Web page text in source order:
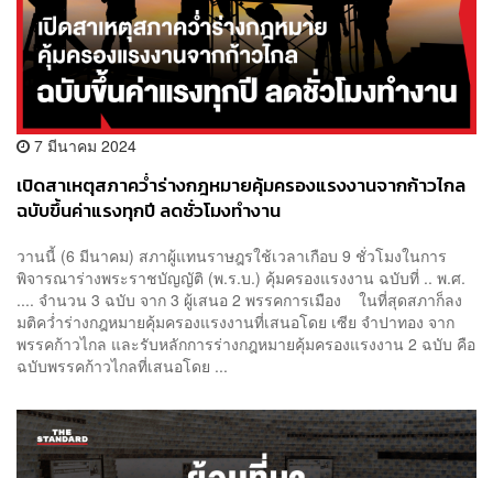
7 มีนาคม 2024
เปิดสาเหตุสภาคว่ำร่างกฎหมายคุ้มครองแรงงานจากก้าวไกล
ฉบับขึ้นค่าแรงทุกปี ลดชั่วโมงทำงาน
วานนี้ (6 มีนาคม) สภาผู้แทนราษฎรใช้เวลาเกือบ 9 ชั่วโมงในการ
พิจารณาร่างพระราชบัญญัติ (พ.ร.บ.) คุ้มครองแรงงาน ฉบับที่ .. พ.ศ.
.... จำนวน 3 ฉบับ จาก 3 ผู้เสนอ 2 พรรคการเมือง ในที่สุดสภาก็ลง
มติคว่ำร่างกฎหมายคุ้มครองแรงงานที่เสนอโดย เซีย จำปาทอง จาก
พรรคก้าวไกล และรับหลักการร่างกฎหมายคุ้มครองแรงงาน 2 ฉบับ คือ
ฉบับพรรคก้าวไกลที่เสนอโดย ...